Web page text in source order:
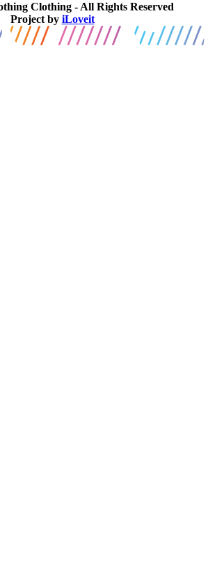
Clothing - All Rights Reserved
Project by iLoveit